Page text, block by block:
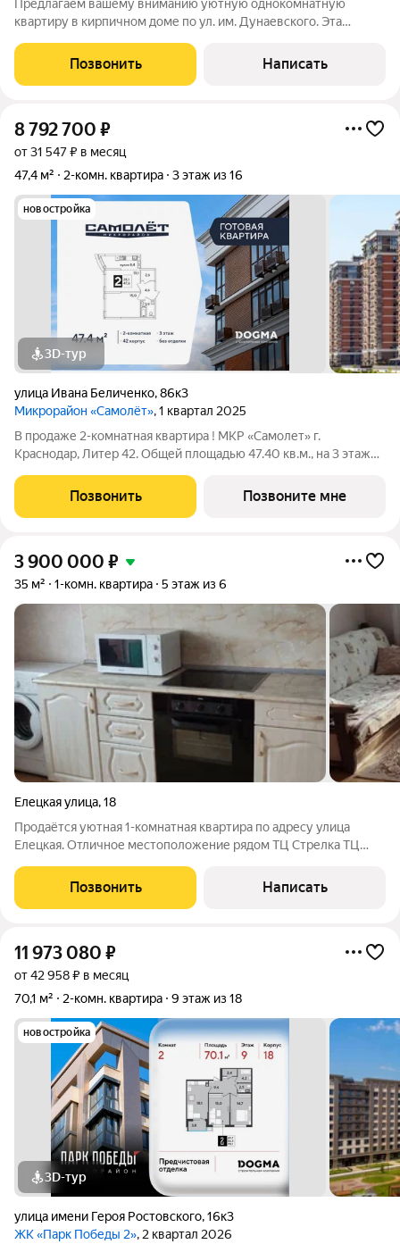
Предлагаем вашему вниманию уютную однокомнатную
квартиру в кирпичном доме по ул. им. Дунаевского. Эта
проживания, так и для аренды. Площадь квартиры составляет
35,6 м, где продумана каждая
Позвонить Написать
8 792 700 ₽
от 31 547 ₽ в месяц
47,4 м²
2-комн. квартира 3 этаж из 16
новостройка
3D-тур
улица Ивана Беличенко,86к3
Микрорайон «Самолёт», 1 квартал 2025
В продаже 2-комнатная квартира ! МКР «Самолет» г.
Краснодар, Литер 42. Общей площадью 47.40 кв.м., на 3 этаже.
расположен на северо-западе Краснодара, в районе Западного
Обхода. Микрорайон
Позвонить Позвоните мне
3 900 000 ₽
35 м² 1-комн. квартира 5 этаж из 6
Елецкая улица,18
Продаётся уютная 1-комнатная квартира по адресу улица
Елецкая. Отличное местоположение рядом ТЦ Стрелка ТЦ
доступности: магазины Магнит, Пятерочка, Табрис школы,
детские сады, аптеки и кафе.
Позвонить Написать
11 973 080 ₽
от 42 958 ₽ в месяц
70,1 м²
2-комн. квартира 9 этаж из 18
новостройка
3D-тур
улица имени Героя Ростовского,16к3
ЖК «Парк Победы 2», 2 квартал 2026